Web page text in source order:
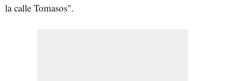
la calle Tomasos".